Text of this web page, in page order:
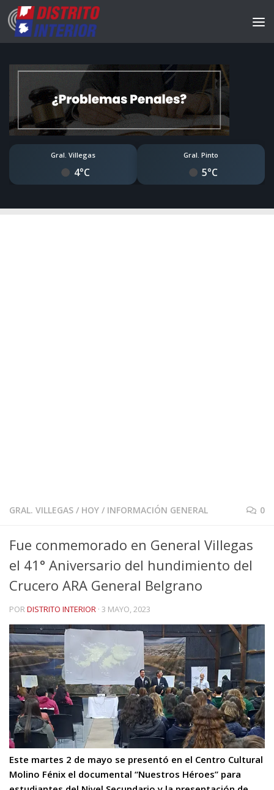
Gral. Villegas
4°C
Gral. Pinto
5°C
GRAL. VILLEGAS / HOY / INFORMACIÓN GENERAL 0
Fue conmemorado en General Villegas
el 41° Aniversario del hundimiento del
Crucero ARA General Belgrano
PORDISTRITO INTERIOR · 3 MAYO, 2023
Este martes 2 de mayo se presentó en el Centro Cultural
Molino Fénix el documental “Nuestros Héroes” para